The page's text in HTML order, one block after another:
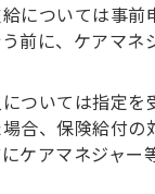
については事前
前に、ケアマネ
ついては指定を
合、保険給付の
ケアマネジャー